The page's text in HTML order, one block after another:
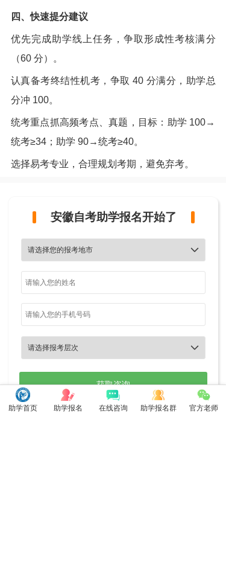
四、快速提分建议
优先完成助学线上任务，争取形成性考核满分
（60 分）。
认真备考终结性机考，争取 40 分满分，助学总
分冲 100。
统考重点抓高频考点、真题，目标：助学 100→
统考≥34；助学 90→统考≥40。
选择易考专业，合理规划考期，避免弃考。


安徽自考助学报名开始了
助学首页 助学报名 在线咨询 助学报名群 官方老师